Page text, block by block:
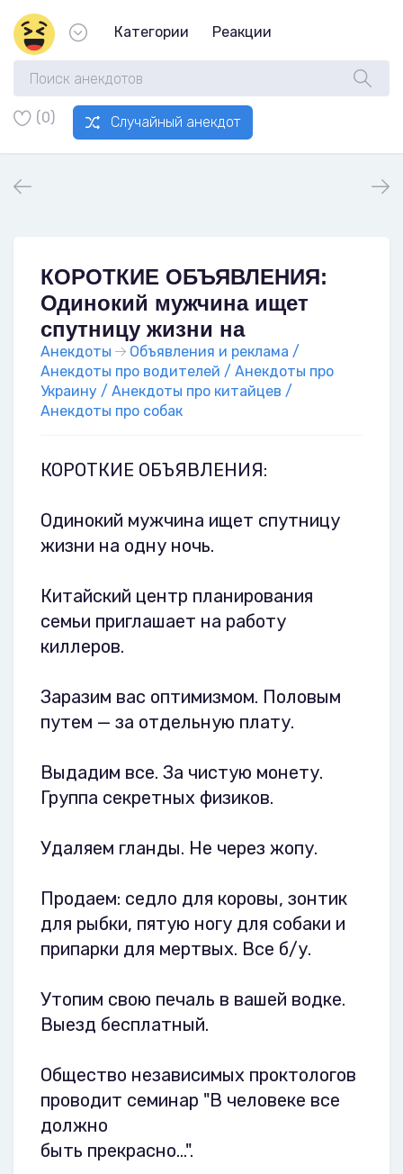
Категории Реакции
(0) Случайный анекдот
КОРОТКИЕ ОБЪЯВЛЕНИЯ:
Одинокий мужчина ищет
спутницу жизни на
Анекдоты
Объявления и реклама /
Анекдоты про водителей / Анекдоты про
Украину / Анекдоты про китайцев /
Анекдоты про собак
КОРОТКИЕ ОБЪЯВЛЕНИЯ:
Одинокий мужчина ищет спутницу
жизни на одну ночь.
Китайский центр планирования
семьи приглашает на работу
киллеров.
Заразим вас оптимизмом. Половым
путем — за отдельную плату.
Выдадим все. За чистую монету.
Группа секретных физиков.
Удаляем гланды. Не через жопу.
Продаем: седло для коровы, зонтик
для рыбки, пятую ногу для собаки и
припарки для мертвых. Все б/у.
Утопим свою печаль в вашей водке.
Выезд бесплатный.
Общество независимых проктологов
проводит семинар "В человеке все
должно
быть прекрасно...".